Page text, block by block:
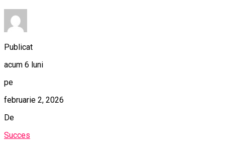
Publicat
acum 6 luni
pe
februarie 2, 2026
De
Succes